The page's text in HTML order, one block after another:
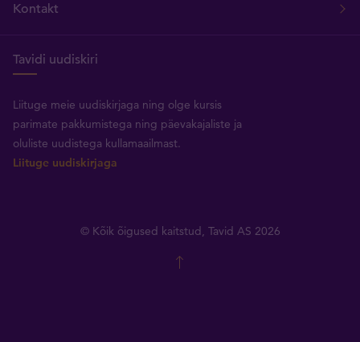
Kontakt
Tavidi uudiskiri
Liituge meie uudiskirjaga ning olge kursis
parimate pakkumistega ning päevakajaliste ja
oluliste uudistega kullamaailmast.
Liituge uudiskirjaga
© Kõik õigused kaitstud, Tavid AS 2026